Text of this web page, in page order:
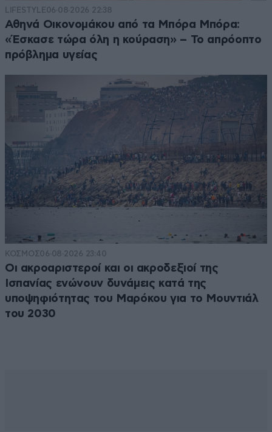
LIFESTYLE06·08·2026 22:38
Αθηνά Οικονομάκου από τα Μπόρα Μπόρα:
«Έσκασε τώρα όλη η κούραση» – Το απρόοπτο
πρόβλημα υγείας
ΚΟΣΜΟΣ06·08·2026 23:40
Οι ακροαριστεροί και οι ακροδεξιοί της
Ισπανίας ενώνουν δυνάμεις κατά της
υποψηφιότητας του Μαρόκου για το Μουντιάλ
του 2030